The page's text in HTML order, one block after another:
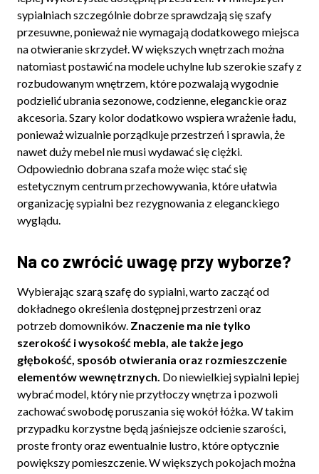
sypialniach szczególnie dobrze sprawdzają się szafy
przesuwne, ponieważ nie wymagają dodatkowego miejsca
na otwieranie skrzydeł. W większych wnętrzach można
natomiast postawić na modele uchylne lub szerokie szafy z
rozbudowanym wnętrzem, które pozwalają wygodnie
podzielić ubrania sezonowe, codzienne, eleganckie oraz
akcesoria. Szary kolor dodatkowo wspiera wrażenie ładu,
ponieważ wizualnie porządkuje przestrzeń i sprawia, że
nawet duży mebel nie musi wydawać się ciężki.
Odpowiednio dobrana szafa może więc stać się
estetycznym centrum przechowywania, które ułatwia
organizację sypialni bez rezygnowania z eleganckiego
wyglądu.
Na co zwrócić uwagę przy wyborze?
Wybierając szarą szafę do sypialni, warto zacząć od
dokładnego określenia dostępnej przestrzeni oraz
potrzeb domowników. Znaczenie ma nie tylko
szerokość i wysokość mebla, ale także jego
głębokość, sposób otwierania oraz rozmieszczenie
elementów wewnętrznych. Do niewielkiej sypialni lepiej
wybrać model, który nie przytłoczy wnętrza i pozwoli
zachować swobodę poruszania się wokół łóżka. W takim
przypadku korzystne będą jaśniejsze odcienie szarości,
proste fronty oraz ewentualnie lustro, które optycznie
powiększy pomieszczenie. W większych pokojach można